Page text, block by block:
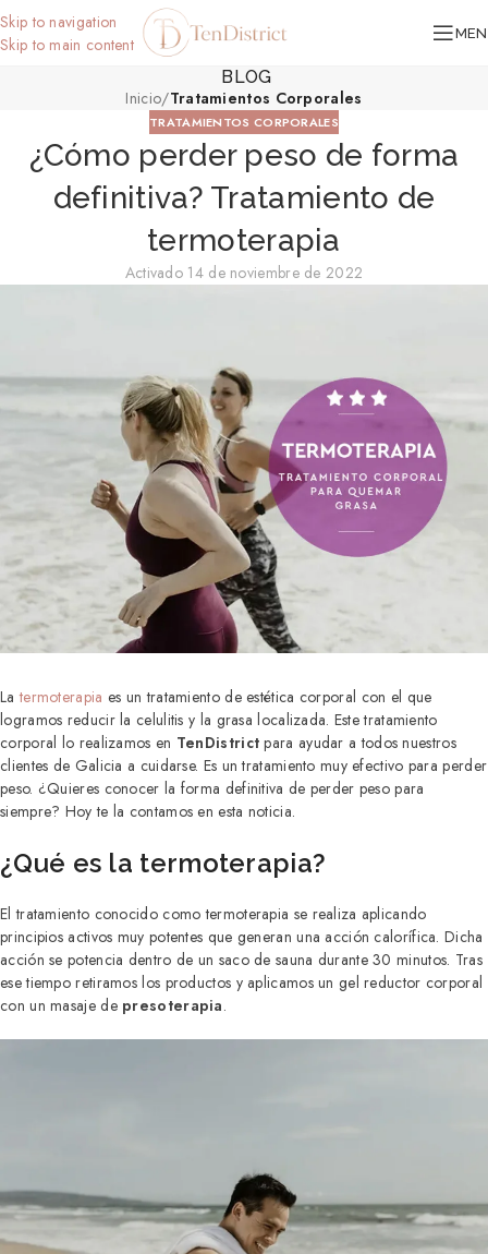
Skip to navigation
Skip to main content
BLOG
Inicio/Tratamientos Corporales
TRATAMIENTOS CORPORALES
¿Cómo perder peso de forma
definitiva? Tratamiento de
termoterapia
Activado 14 de noviembre de 2022
Latermoterapia es un tratamiento de estética corporal con el que
logramos reducir la celulitis y la grasa localizada. Este tratamiento
corporal lo realizamos en TenDistrict para ayudar a todos nuestros
clientes de Galicia a cuidarse. Es un tratamiento muy efectivo para perder
peso. ¿Quieres conocer la forma definitiva de perder peso para
siempre? Hoy te la contamos en esta noticia.
¿Qué es la termoterapia?
El tratamiento conocido como termoterapia se realiza aplicando
principios activos muy potentes que generan una acción calorífica. Dicha
acción se potencia dentro de un saco de sauna durante 30 minutos. Tras
ese tiempo retiramos los productos y aplicamos un gel reductor corporal
con un masaje de presoterapia.